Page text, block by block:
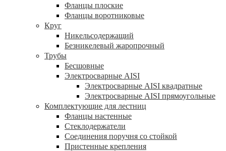
Фланцы плоские
Фланцы воротниковые
Круг
Никельсодержащий
Безникелевый жаропрочный
Трубы
Бесшовные
Электросварные AISI
Электросварные AISI квадратные
Электросварные AISI прямоугольные
Комплектующие для лестниц
Фланцы настенные
Стеклодержатели
Соединения поручня со стойкой
Пристенные крепления